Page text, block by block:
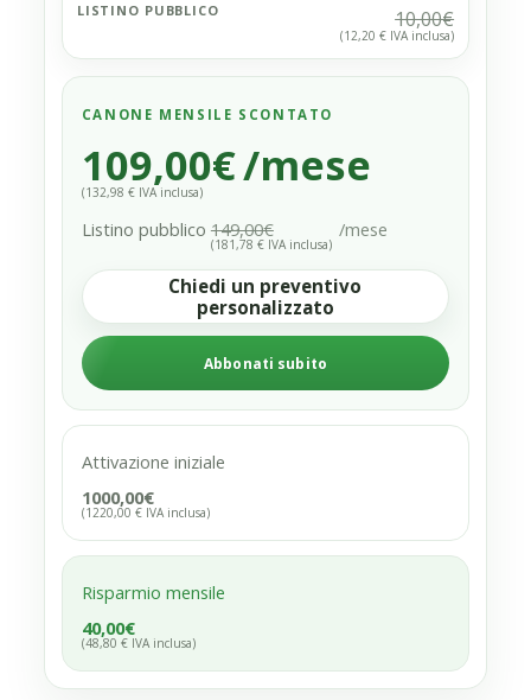
LISTINO PUBBLICO 10,00€
(12,20 € IVA inclusa)
Attivazione iniziale
1000,00€
(1220,00 € IVA inclusa)
Risparmio mensile
40,00€
(48,80 € IVA inclusa)
CANONE MENSILE SCONTATO
109,00€
(132,98 € IVA inclusa) /mese
Listino pubblico 149,00€
(181,78 € IVA inclusa)
/mese
Chiedi un preventivo
personalizzato
Abbonati subito